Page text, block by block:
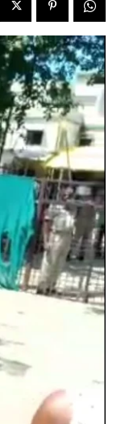
की पत्नी पूनम देवी